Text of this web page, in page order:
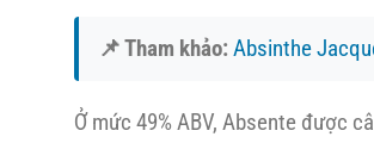
📌 Tham khảo: Absinthe
Ở mức 49% ABV, Absente được